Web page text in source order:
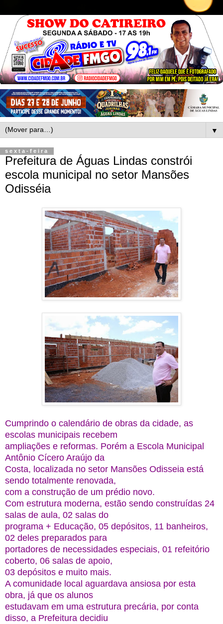
▼
sexta-feira
Prefeitura de Águas Lindas constrói
escola municipal no setor Mansões
Odisséia
Cumprindo o calendário de obras da cidade, as
escolas municipais recebem
ampliações e reformas. Porém a Escola Municipal
Antônio Cícero Araújo da
Costa, localizada no setor Mansões Odisseia está
sendo totalmente renovada,
com a construção de um prédio novo.
Com estrutura moderna, estão sendo construídas 24
salas de aula, 02 salas do
programa + Educação, 05 depósitos, 11 banheiros,
02 deles preparados para
portadores de necessidades especiais, 01 refeitório
coberto, 06 salas de apoio,
03 depósitos e muito mais.
A comunidade local aguardava ansiosa por esta
obra, já que os alunos
estudavam em uma estrutura precária, por conta
disso, a Prefeitura decidiu